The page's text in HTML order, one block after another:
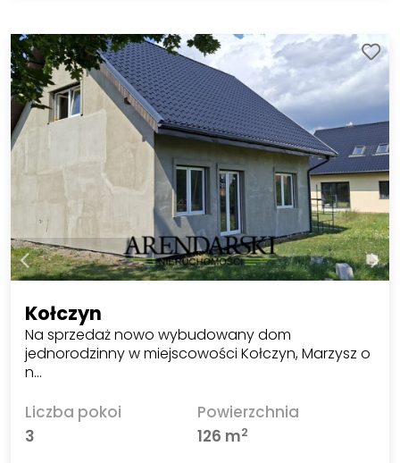
Kołczyn
Na sprzedaż nowo wybudowany dom
jednorodzinny w miejscowości Kołczyn, Marzysz o
n…
Liczba pokoi
3
Powierzchnia
126 m2